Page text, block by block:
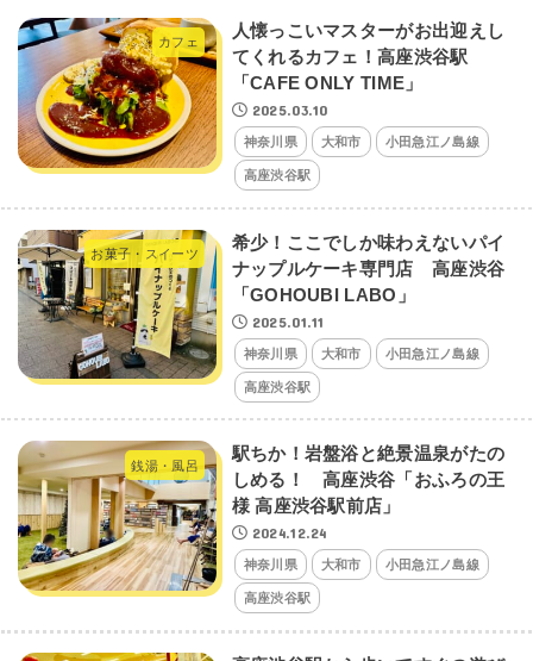
カフェ
人懐っこいマスターがお出迎えし
てくれるカフェ！高座渋谷駅
「CAFE ONLY TIME」
2025.03.10
神奈川県 大和市 小田急江ノ島線
高座渋谷駅
お菓子・スイーツ
希少！ここでしか味わえないパイ
ナップルケーキ専門店 高座渋谷
「GOHOUBI LABO」
2025.01.11
神奈川県 大和市 小田急江ノ島線
高座渋谷駅
銭湯・風呂
駅ちか！岩盤浴と絶景温泉がたの
しめる！ 高座渋谷「おふろの王
様 高座渋谷駅前店」
2024.12.24
神奈川県 大和市 小田急江ノ島線
高座渋谷駅